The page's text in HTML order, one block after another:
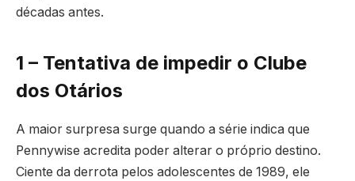
décadas antes.
1 – Tentativa de impedir o Clube
dos Otários
A maior surpresa surge quando a série indica que
Pennywise acredita poder alterar o próprio destino.
Ciente da derrota pelos adolescentes de 1989, ele